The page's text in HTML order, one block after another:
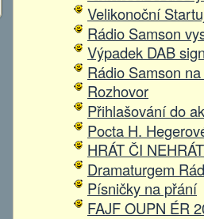
Velikonoční
Rádio Samson
Výpadek DAB
Rádio Samson
Rozhovor
Přihlašování do
Pocta H.
HRÁT ČI
Dramaturgem
Písničky na přání
FAJF OUPN ÉR